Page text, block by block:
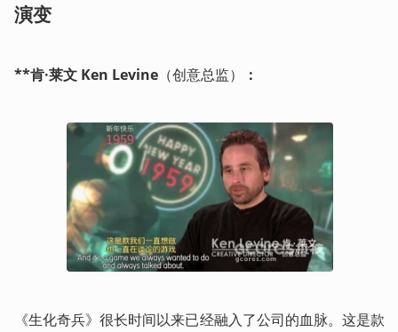
演变
**肯·莱文 Ken Levine （创意总监） ：
《生化奇兵》很长时间以来已经融入了公司的血脉。这是款